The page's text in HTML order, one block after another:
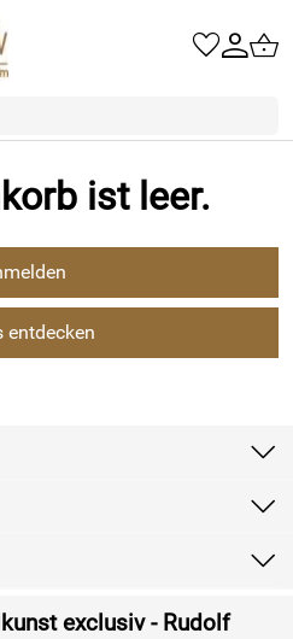
ist leer.
entdecken
exclusiv - Rudolf